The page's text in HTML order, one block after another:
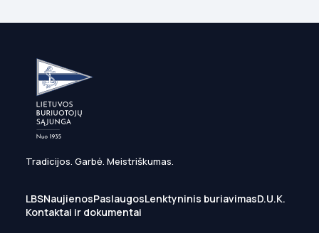
Tradicijos. Garbė. Meistriškumas.
LBSNaujienosPaslaugosLenktyninis buriavimasD.U.K.
Kontaktai ir dokumentai